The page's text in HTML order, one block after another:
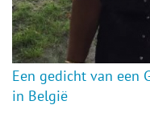
Een gedicht van een
in België